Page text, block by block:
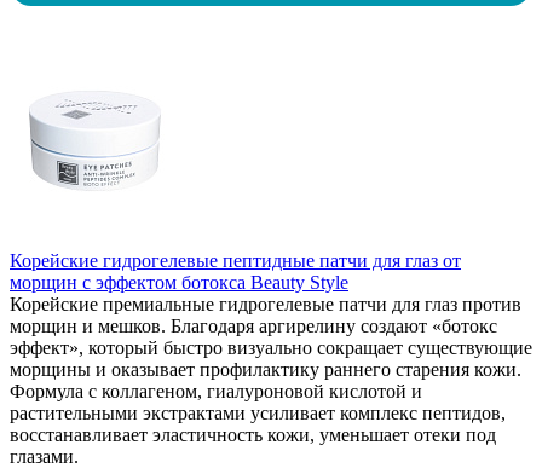
Корейские гидрогелевые пептидные патчи для глаз от
морщин с эффектом ботокса Beauty Style
Корейские премиальные гидрогелевые патчи для глаз против
морщин и мешков. Благодаря аргирелину создают «ботокс
эффект», который быстро визуально сокращает существующие
морщины и оказывает профилактику раннего старения кожи.
Формула с коллагеном, гиалуроновой кислотой и
растительными экстрактами усиливает комплекс пептидов,
восстанавливает эластичность кожи, уменьшает отеки под
глазами.